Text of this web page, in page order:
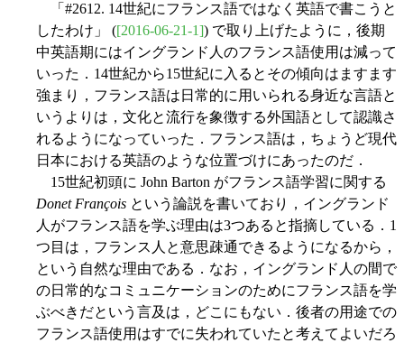
「#2612. 14世紀にフランス語ではなく英語で書こうと
したわけ」 ([2016-06-21-1]) で取り上げたように，後期
中英語期にはイングランド人のフランス語使用は減って
いった．14世紀から15世紀に入るとその傾向はますます
強まり，フランス語は日常的に用いられる身近な言語と
いうよりは，文化と流行を象徴する外国語として認識さ
れるようになっていった．フランス語は，ちょうど現代
日本における英語のような位置づけにあったのだ．
15世紀初頭に John Barton がフランス語学習に関する
Donet François という論説を書いており，イングランド
人がフランス語を学ぶ理由は3つあると指摘している．1
つ目は，フランス人と意思疎通できるようになるから，
という自然な理由である．なお，イングランド人の間で
の日常的なコミュニケーションのためにフランス語を学
ぶべきだという言及は，どこにもない．後者の用途での
フランス語使用はすでに失われていたと考えてよいだろ